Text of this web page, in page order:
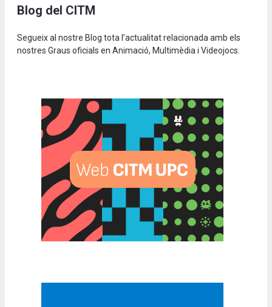
Blog del CITM
Segueix al nostre Blog tota l’actualitat relacionada amb els
nostres Graus oficials en Animació, Multimèdia i Videojocs.